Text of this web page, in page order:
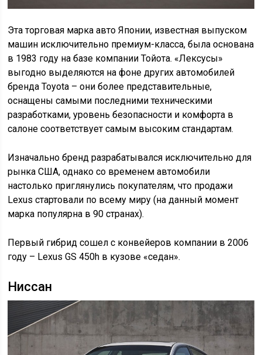
Эта торговая марка авто Японии, известная выпуском
машин исключительно премиум-класса, была основана
в 1983 году на базе компании Тойота. «Лексусы»
выгодно выделяются на фоне других автомобилей
бренда Toyota – они более представительные,
оснащены самыми последними техническими
разработками, уровень безопасности и комфорта в
салоне соответствует самым высоким стандартам.
Изначально бренд разрабатывался исключительно для
рынка США, однако со временем автомобили
настолько приглянулись покупателям, что продажи
Lexus стартовали по всему миру (на данный момент
марка популярна в 90 странах).
Первый гибрид сошел с конвейеров компании в 2006
году – Lexus GS 450h в кузове «седан».
Ниссан